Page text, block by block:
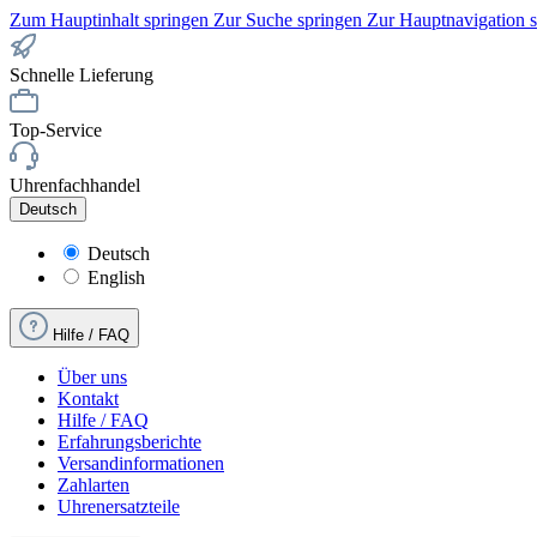
Zum Hauptinhalt springen Zur Suche springen Zur Hauptnavigation
Schnelle Lieferung
Top-Service
Uhrenfachhandel
Deutsch
Deutsch
English
Hilfe / FAQ
Über uns
Kontakt
Hilfe / FAQ
Erfahrungsberichte
Versandinformationen
Zahlarten
Uhrenersatzteile